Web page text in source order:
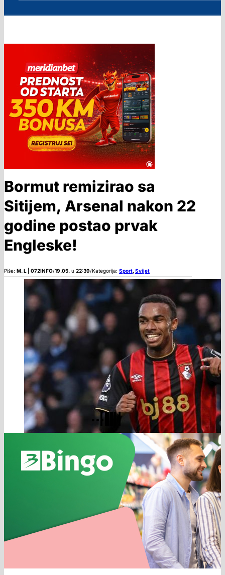
Bormut remizirao sa
Sitijem, Arsenal nakon 22
godine postao prvak
Engleske!
Piše: M. L | 072INFO/19.05. u 22:39/Kategorija: Sport,Svijet